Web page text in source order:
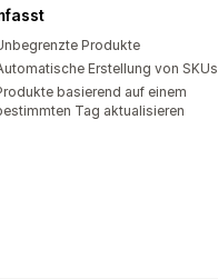
Produkte
Erstellung von SKUs
basierend auf einem
Tag aktualisieren